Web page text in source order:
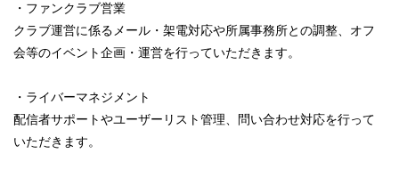
・ファンクラブ営業
クラブ運営に係るメール・架電対応や所属事務所との調整、オフ
会等のイベント企画・運営を行っていただきます。
・ライバーマネジメント
配信者サポートやユーザーリスト管理、問い合わせ対応を行って
いただきます。